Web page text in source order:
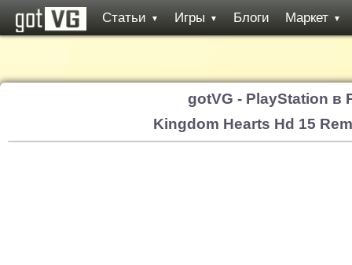
Статьи ▼ Игры ▼ Блоги Маркет ▼
gotVG - PlayStation в
Kingdom Hearts Hd 15